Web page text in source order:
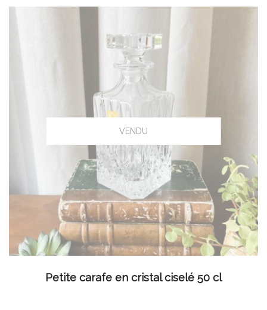
LIRE LA SUITE
Petite carafe en cristal ciselé 50 cl